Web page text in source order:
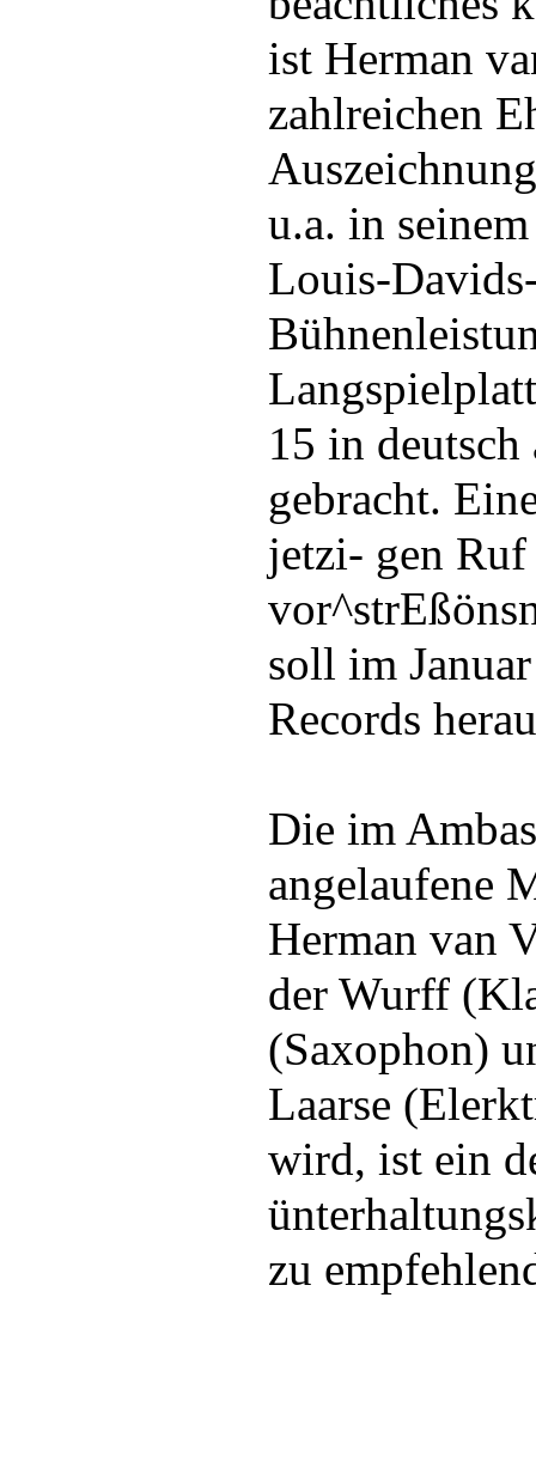
ist Herman
zahlreichen
u.a. in
Louis-
15 in
gebracht.
jetzi- gen
soll im
Records
Die im
angelaufene
Herman van
der Wurff
(Saxophon)
Laarse
wird, ist ein
zu